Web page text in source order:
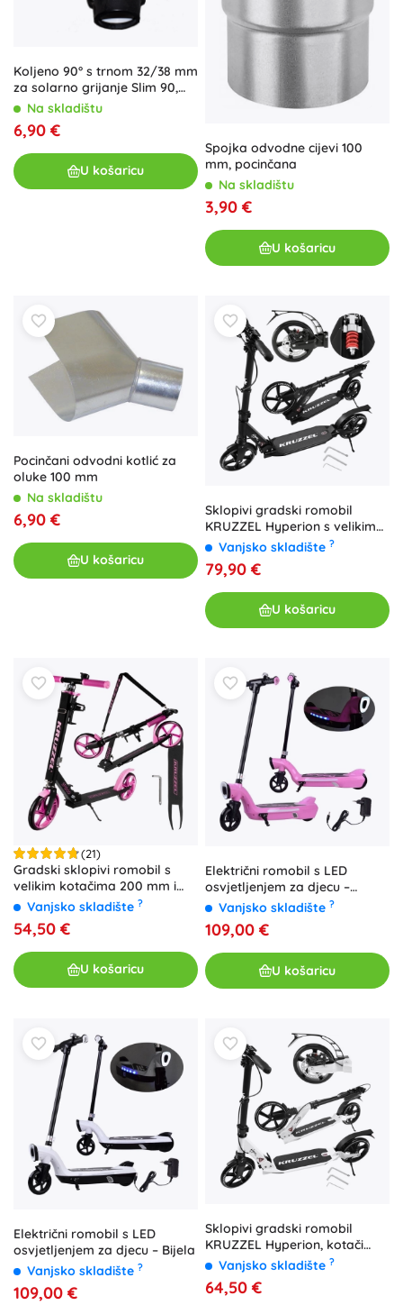
Koljeno 90° s trnom 32/38 mm
za solarno grijanje Slim 90,
180 i 360
Na skladištu
6,90 €
U košaricu
Spojka odvodne cijevi 100
mm, pocinčana
Na skladištu
3,90 €
U košaricu
Pocinčani odvodni kotlić za
oluke 100 mm
Na skladištu
6,90 €
U košaricu
Sklopivi gradski romobil
KRUZZEL Hyperion s velikim
kotačima 200 mm i disk-
kočnicom
Vanjsko skladište ?
79,90 €
U košaricu
(21)
Gradski sklopivi romobil s
velikim kotačima 200 mm i
nožnom kočnicom – Ružičasta
Vanjsko skladište ?
54,50 €
U košaricu
Električni romobil s LED
osvjetljenjem za djecu –
Ružičasta
Vanjsko skladište ?
109,00 €
U košaricu
Električni romobil s LED
osvjetljenjem za djecu – Bijela
Vanjsko skladište ?
109,00 €
Sklopivi gradski romobil
KRUZZEL Hyperion, kotači
200 mm, ovjes i podesiva
visina upravljača
Vanjsko skladište ?
64,50 €